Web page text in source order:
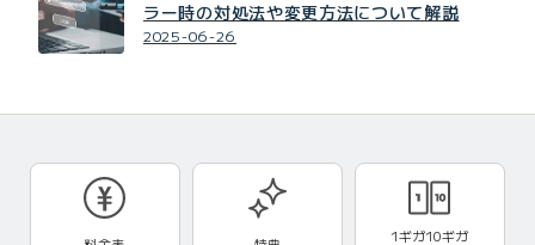
ラー時の対処法や変更方法について解説
2025-06-26
1ギガ10ギガ